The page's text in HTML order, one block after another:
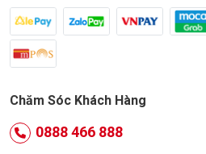
Chăm Sóc Khách Hàng
0888 466 888